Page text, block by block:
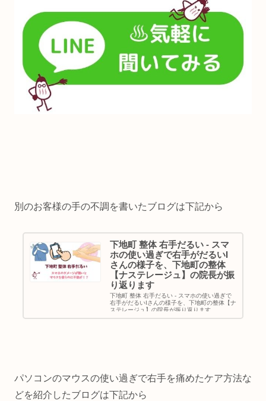
別のお客様の手の不調を書いたブログは下記から
下地町 整体 右手だるい - スマ
ホの使い過ぎで右手がだるいI
さんの様子を、下地町の整体
【ナステレージュ】の院長が振
り返ります
下地町 整体 右手だるい - スマホの使い過ぎで
右手がだるいIさんの様子を、下地町の整体【ナ
ステレージュ】の院長が振り返ります
パソコンのマウスの使い過ぎで右手を痛めたケア方法な
どを紹介したブログは下記から